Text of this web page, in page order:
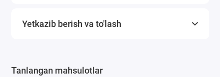
Yetkazib berish va to'lash
Tanlangan mahsulotlar